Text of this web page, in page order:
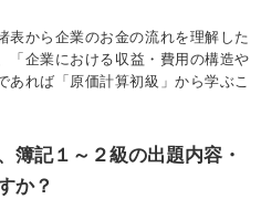
表から企業のお金の流れを理解した
「企業における収益・費用の構造や
あれば「原価計算初級」から学ぶこ
簿記１～２級の出題内容・
か？